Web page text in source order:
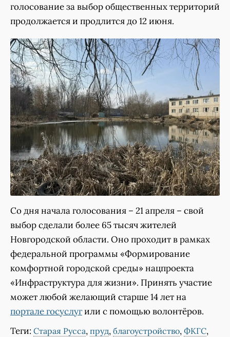
голосование за выбор общественных территорий
продолжается и продлится до 12 июня.
Со дня начала голосования – 21 апреля – свой
выбор сделали более 65 тысяч жителей
Новгородской области. Оно проходит в рамках
федеральной программы «Формирование
комфортной городской среды» нацпроекта
«Инфраструктура для жизни». Принять участие
может любой желающий старше 14 лет на
портале госуслугили с помощью волонтёров.
Теги: Старая Русса, пруд, благоустройство, ФКГС,